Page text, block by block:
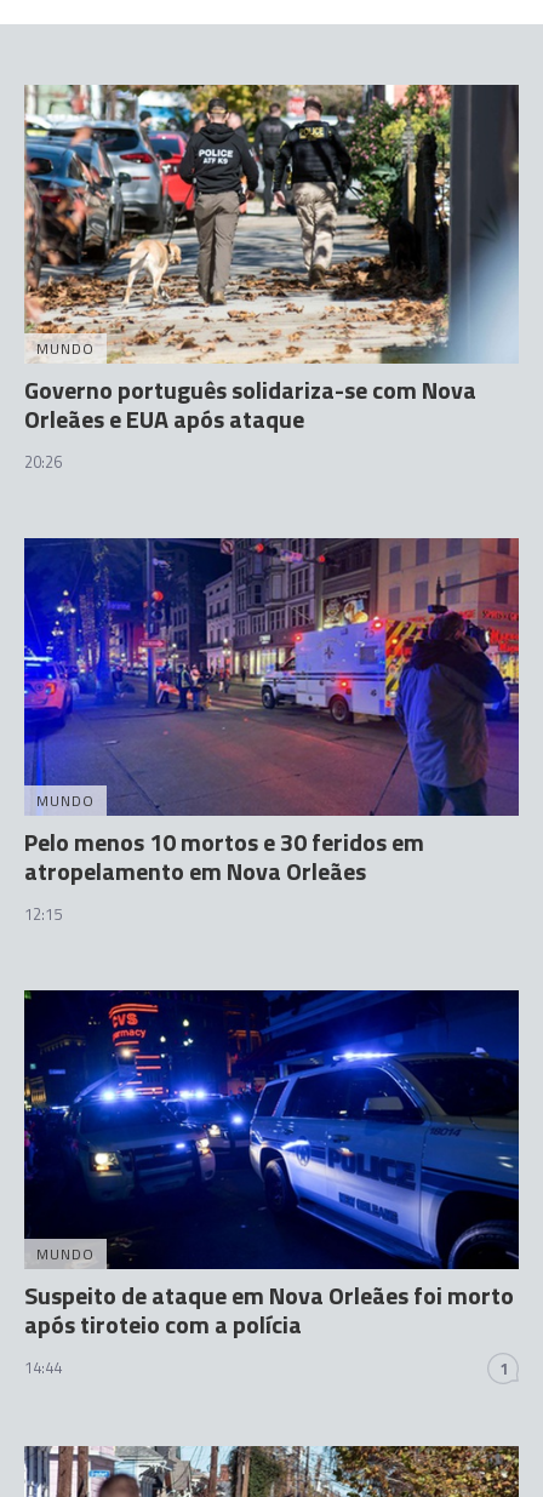
MUNDO
Governo português solidariza-se com Nova
Orleães e EUA após ataque
20:26
MUNDO
Pelo menos 10 mortos e 30 feridos em
atropelamento em Nova Orleães
12:15
MUNDO
Suspeito de ataque em Nova Orleães foi morto
após tiroteio com a polícia
14:44 1